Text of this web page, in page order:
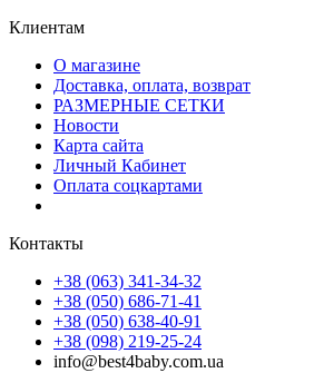
Клиентам
О магазине
Доставка, оплата, возврат
РАЗМЕРНЫЕ СЕТКИ
Новости
Карта сайта
Личный Кабинет
Оплата соцкартами
Контакты
+38 (063) 341-34-32
+38 (050) 686-71-41
+38 (050) 638-40-91
+38 (098) 219-25-24
info@best4baby.com.ua